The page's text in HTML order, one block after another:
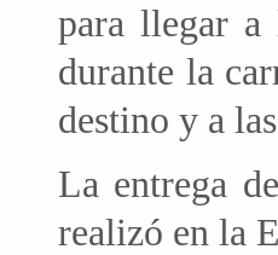
para llegar a
durante la
destino y a
La entrega
realizó en la